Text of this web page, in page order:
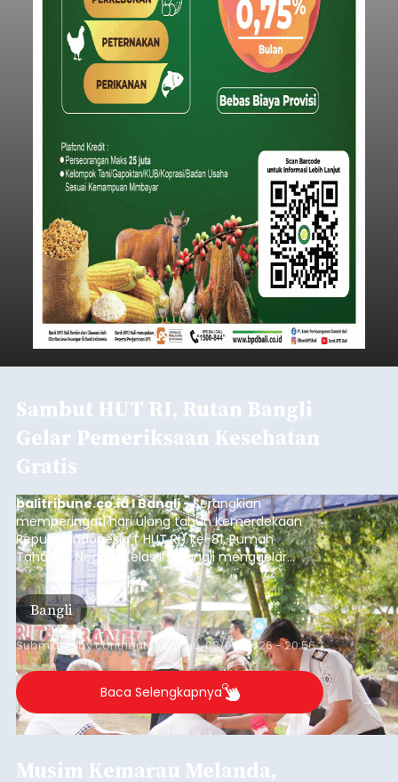
Sambut HUT RI, Rutan Bangli
Gelar Pemeriksaan Kesehatan
Gratis
balitribune.co.id I Bangli -Serangkian
memperingati hari ulang tahun Kemerdekaan
Republik Indonesia ( HUT RI) ke-81, Rumah
Tahanan Negara Kelas II B Bangli menggelar
kegiatan pemeriksaan kesehatan gratis, Rabu
(6/8/2026).
Bangli
Submitted bycontributor Thu, 08/06/2026 - 20:56
Baca Selengkapnya
Musim Kemarau Melanda,